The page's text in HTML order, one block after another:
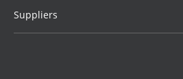
Suppliers